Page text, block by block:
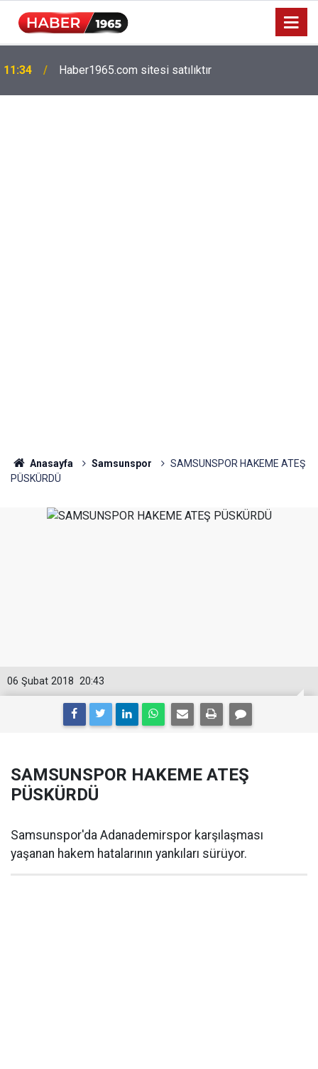
11:34 Haber1965.com sitesi satılıktır
15:52
hesaplarda
Anasayfa Samsunspor
SAMSUNSPOR HAKEME ATEŞ
PÜSKÜRDÜ
20:43
06 Şubat 2018
SAMSUNSPOR HAKEME ATEŞ
PÜSKÜRDÜ
Samsunspor'da Adanademirspor karşılaşması
yaşanan hakem hatalarının yankıları sürüyor.